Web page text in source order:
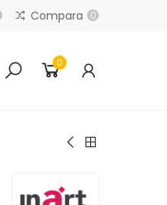
Compara 0
0